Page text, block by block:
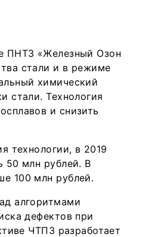
ПНТЗ «Железный Озон
стали и в режиме
химический
стали. Технология
и снизить
технологии, в 2019
50 млн рублей. В
100 млн рублей.
алгоритмами
дефектов при
ЧТПЗ разработает